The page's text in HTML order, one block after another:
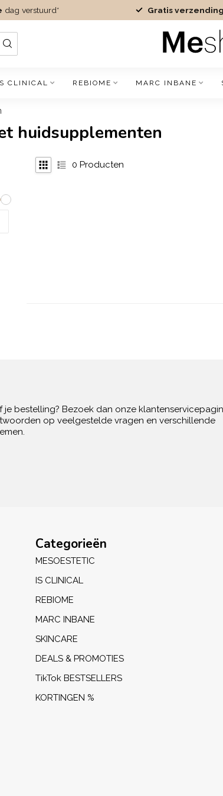
dag verstuurd* Gratis verzending
CLINICAL REBIOME MARC INBANE
huidsupplementen
0 Producten
bestelling? Bezoek dan onze
op veelgestelde vragen en verschillende
Categorieën
MESOESTETIC
IS CLINICAL
REBIOME
MARC INBANE
SKINCARE
DEALS & PROMOTIES
TikTok BESTSELLERS
KORTINGEN %